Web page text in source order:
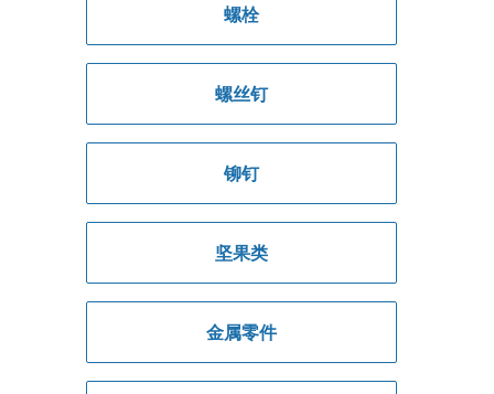
螺栓
螺丝钉
铆钉
坚果类
金属零件